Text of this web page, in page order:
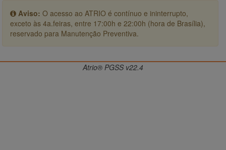
Aviso: O acesso ao ATRIO é contínuo e ininterrupto,
exceto às 4a.feiras, entre 17:00h e 22:00h (hora de Brasília),
reservado para Manutenção Preventiva.
Atrio® PGSS v22.4